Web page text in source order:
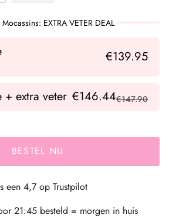
EXTRA VETER DEAL
€139.95
+ extra veter €146.44€147.90
BESTEL NU
een 4,7 op Trustpilot
21:45 besteld = morgen in huis